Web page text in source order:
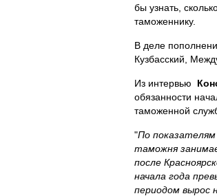
бы узнать,
таможеннику.
В деле
Кузбасский,
Из интервью
обязанности
таможенной
"По
таможня
после
начала года
периодом вырос